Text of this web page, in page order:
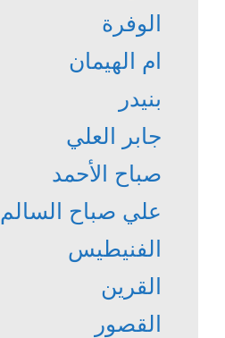
الوفرة
ام الهيمان
بنيدر
جابر العلي
صباح الأحمد
علي صباح السالم
الفنيطيس
القرين
القصور